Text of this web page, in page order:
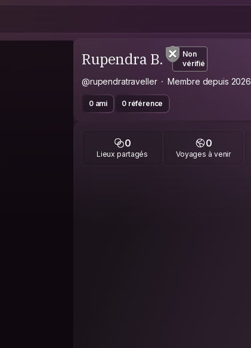
Rupendra B.
Non
vérifié
@rupendratraveller Membre depuis 2026
0 ami 0 référence
0
Lieux partagés
0
Voyages à venir